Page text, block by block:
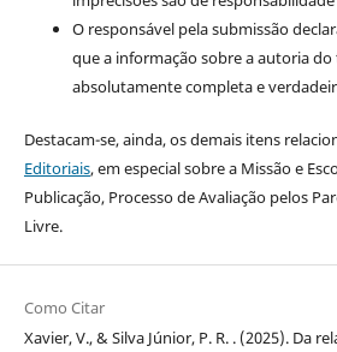
O responsável pela submissão
que a informação sobre a autoria
absolutamente completa e
Destacam-se, ainda, os demais itens
Editoriais, em especial sobre a Missão e
Publicação, Processo de Avaliação pelos
Livre.
Como Citar
Xavier, V., & Silva Júnior, P. R. . (2025). Da